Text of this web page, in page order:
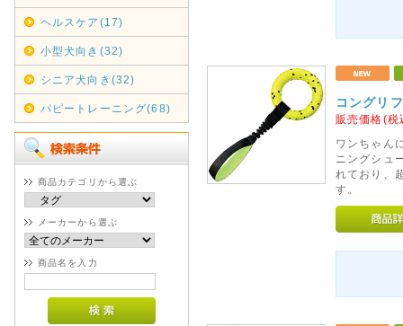
ヘルスケア(17)
小型犬向き(32)
シニア犬向き(32)
パピートレーニング(68)
商品カテゴリから選ぶ
メーカーから選ぶ
商品名を入力
コングリ
販売価格(
ワンちゃん
ニングシュ
れており、
す。